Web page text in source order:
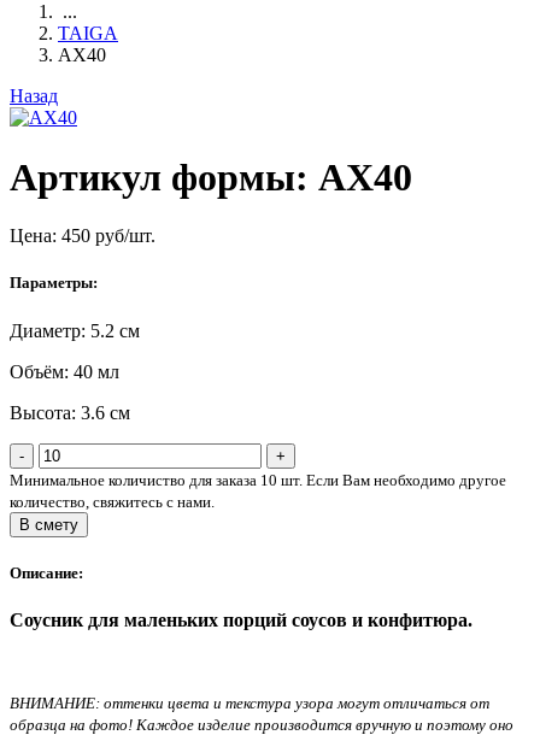
...
TAIGA
AX40
Назад
Артикул формы: AX40
Цена: 450 руб/шт.
Параметры:
Диаметр: 5.2 см
Объём: 40 мл
Высота: 3.6 см
-
+
Минимальное количиство для заказа 10 шт. Если Вам необходимо другое
количество, свяжитесь с нами.
В смету
Описание:
Соусник для маленьких порций соусов и конфитюра.
ВНИМАНИЕ: оттенки цвета и текстура узора могут отличаться от
образца на фото! Каждое изделие производится вручную и поэтому оно